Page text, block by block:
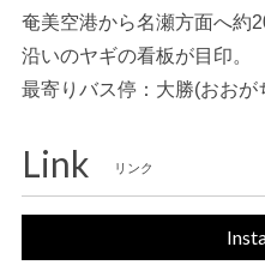
奄美空港から名瀬方面へ約
沿いのヤギの看板が目印。
最寄りバス停：大勝(おおが
Link リンク